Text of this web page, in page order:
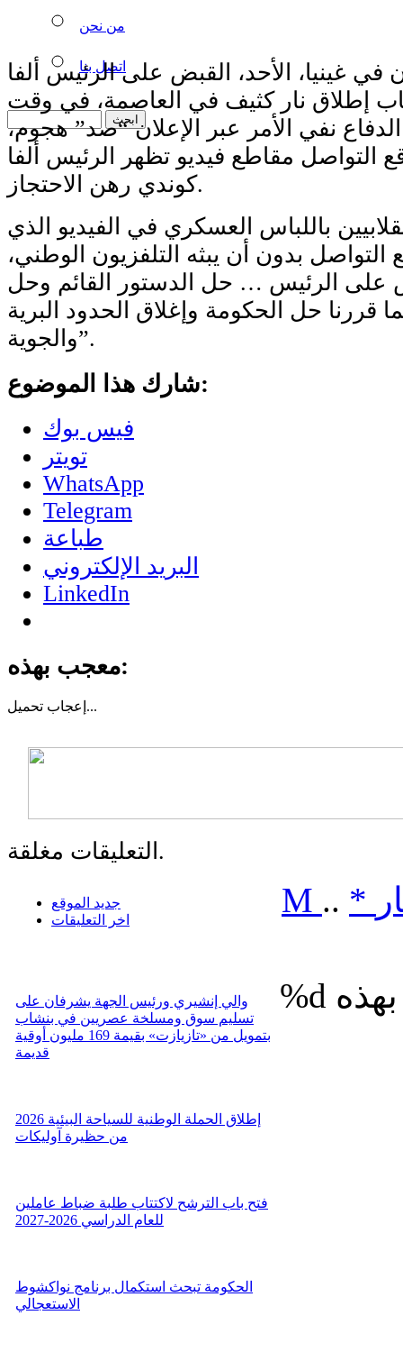
من نحن
اتصل بنا
غينيا، الأحد، القبض على الرئيس ألفا
إطلاق نار كثيف في العاصمة، في وقت
نفي الأمر عبر الإعلان “صد” هجوم،
التواصل مقاطع فيديو تظهر الرئيس ألفا
كوندي رهن الاحتجاز.
باللباس العسكري في الفيديو الذي
بدون أن يبثه التلفزيون الوطني،
على الرئيس … حل الدستور القائم وحل
قررنا حل الحكومة وإغلاق الحدود البرية
والجوية”.
شارك هذا الموضوع:
فيس بوك
تويتر
WhatsApp
Telegram
طباعة
البريد الإلكتروني
LinkedIn
معجب بهذه:
إعجاب تحميل...
التعليقات مغلقة.
جديد الموقع
اخر التعليقات
والي إنشيري ورئيس الجهة يشرفان على
تسليم سوق ومسلخة عصريين في بنشاب
بتمويل من «تازيازت» بقيمة 169 مليون أوقية
قديمة
إطلاق الحملة الوطنية للسياحة البيئية 2026
من حظيرة آوليكات
فتح باب الترشح لاكتتاب طلبة ضباط عاملين
للعام الدراسي 2026-2027
الحكومة تبحث استكمال برنامج نواكشوط
الاستعجالي
M .. *
%d